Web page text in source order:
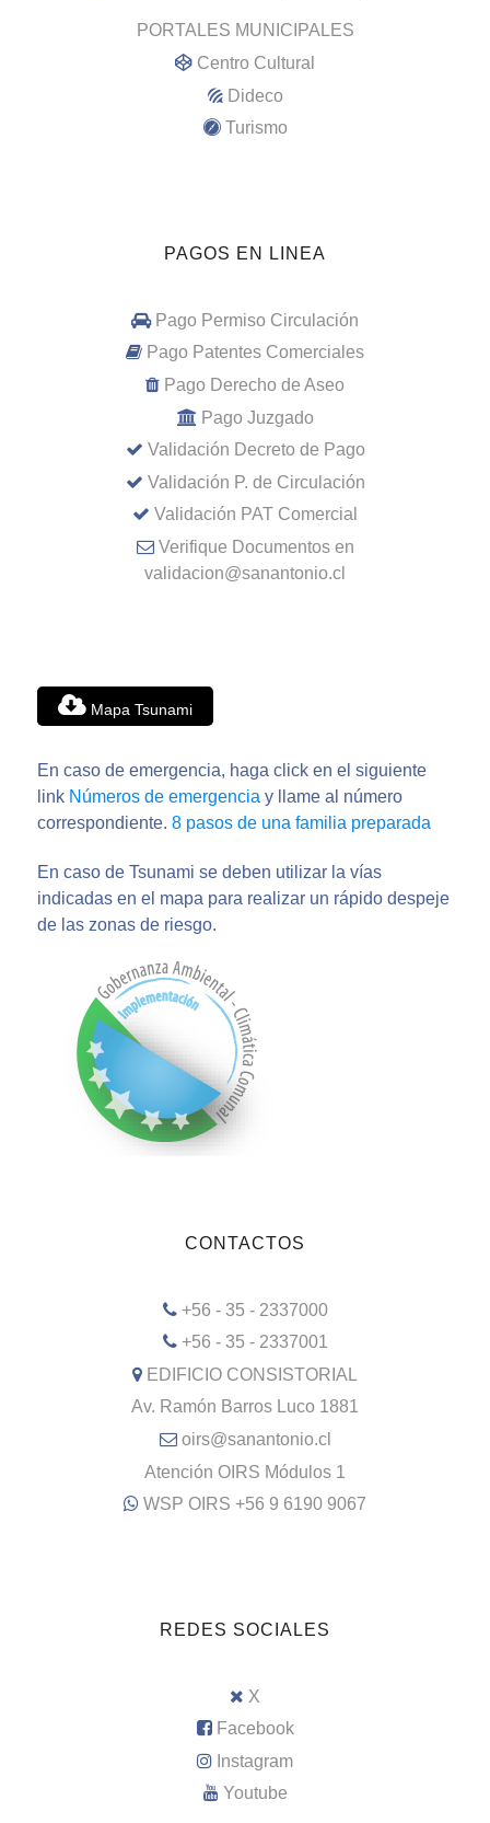
PORTALES MUNICIPALES
Centro Cultural
Dideco
Turismo
PAGOS EN LINEA
Pago Permiso Circulación
Pago Patentes Comerciales
Pago Derecho de Aseo
Pago Juzgado
Validación Decreto de Pago
Validación P. de Circulación
Validación PAT Comercial
Verifique Documentos en
validacion@sanantonio.cl
Mapa Tsunami
En caso de emergencia, haga click en el siguiente
link Números de emergencia y llame al número
correspondiente. 8 pasos de una familia preparada
En caso de Tsunami se deben utilizar la vías
indicadas en el mapa para realizar un rápido despeje
de las zonas de riesgo.
CONTACTOS
+56 - 35 - 2337000
+56 - 35 - 2337001
EDIFICIO CONSISTORIAL
Av. Ramón Barros Luco 1881
oirs@sanantonio.cl
Atención OIRS Módulos 1
WSP OIRS +56 9 6190 9067
REDES SOCIALES
X
Facebook
Instagram
Youtube